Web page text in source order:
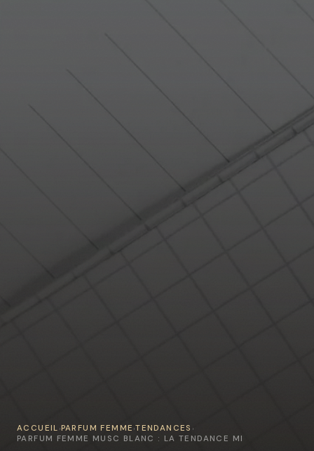
ACCUEIL ›PARFUM FEMME ›TENDANCES ›
PARFUM FEMME MUSC BLANC : LA TENDANCE MI